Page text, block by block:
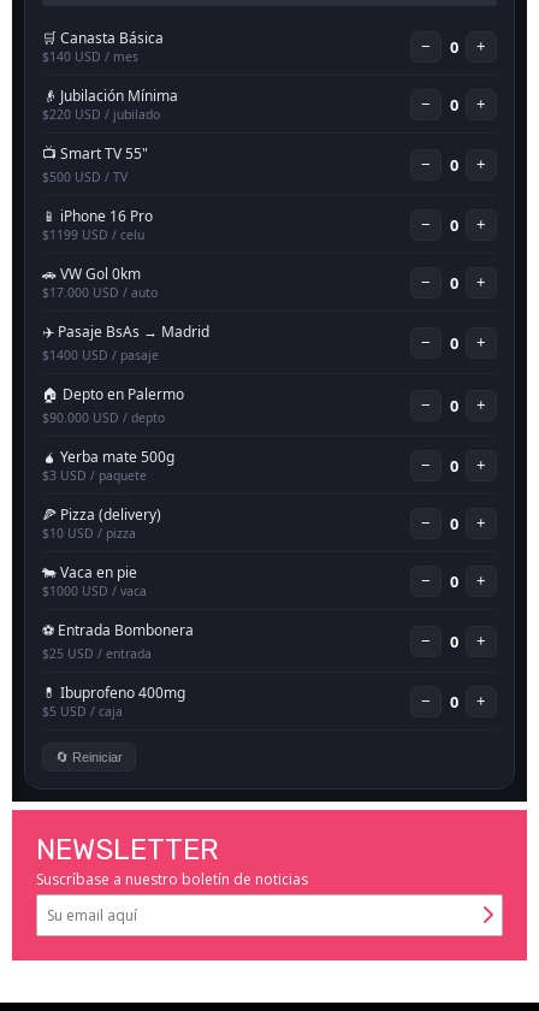
NEWSLETTER
Suscríbase a nuestro boletín de noticias